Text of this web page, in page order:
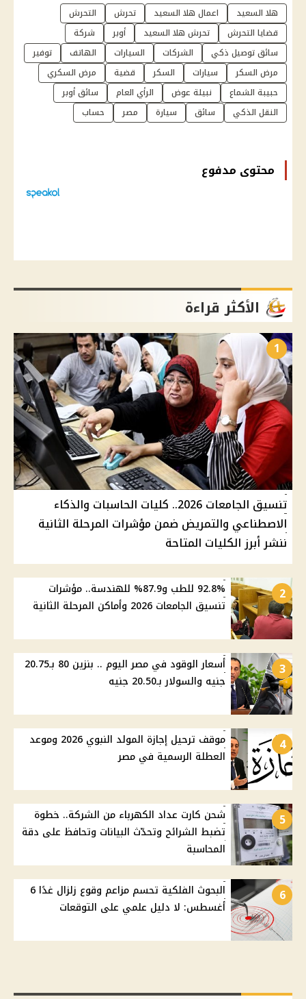
هلا السعيد اعمال هلا السعيد تحرش
التحرش
قضايا التحرش
تحرش هلا السعيد أوبر
شركة
سائق توصيل ذكي
الشركات السيارات الهاتف
توفير
مرض السكر
سيارات السكر قضية
مرض السكري
حبيبة الشماع
نبيلة عوض الرأي العام
سائق أوبر
النقل الذكي
سائق سيارة مصر حساب
محتوى مدفوع
الأكثر قراءة
1
تنسيق الجامعات 2026.. كليات الحاسبات والذكاء
الاصطناعي والتمريض ضمن مؤشرات المرحلة الثانية
ننشر أبرز الكليات المتاحة
2
92.8% للطب و87.9% للهندسة.. مؤشرات
تنسيق الجامعات 2026 وأماكن المرحلة الثانية
3
أسعار الوقود في مصر اليوم .. بنزين 80 بـ20.75
جنيه والسولار بـ20.50 جنيه
4
موقف ترحيل إجازة المولد النبوي 2026 وموعد
العطلة الرسمية في مصر
5
شحن كارت عداد الكهرباء من الشركة.. خطوة
تضبط الشرائح وتحدّث البيانات وتحافظ على دقة
المحاسبة
6
البحوث الفلكية تحسم مزاعم وقوع زلزال غدًا 6
أغسطس: لا دليل علمي على التوقعات